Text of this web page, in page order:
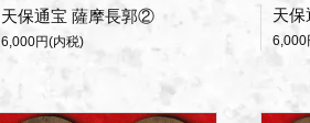
天保通宝 薩摩長郭②
6,000円(内税)
天
6,000